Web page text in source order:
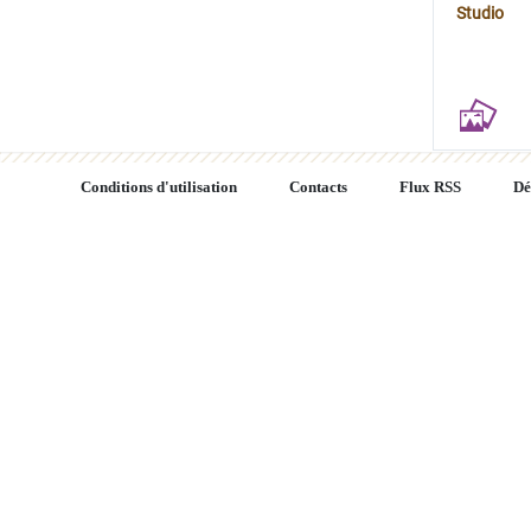
Studio
Conditions d'utilisation Contacts Flux RSS